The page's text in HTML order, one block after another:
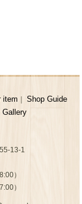
item ｜ Shop Guide
Gallery
13-1
）
）